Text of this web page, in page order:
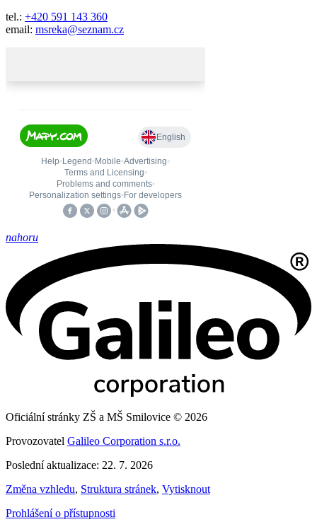
tel.: +420 591 143 360
email: msreka@seznam.cz
nahoru
Oficiální stránky ZŠ a MŠ Smilovice © 2026
Provozovatel Galileo Corporation s.r.o.
Poslední aktualizace: 22. 7. 2026
Změna vzhledu, Struktura stránek, Vytisknout
Prohlášení o přístupnosti